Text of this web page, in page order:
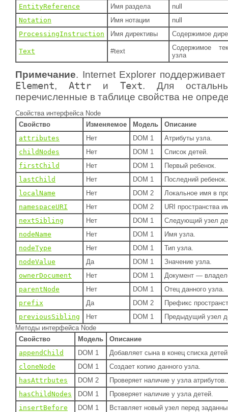
EntityReference
Имя раздела
null
Notation
Имя нотации
null
ProcessingInstruction
Имя директивы Содержимое
Text #text
Содержимое
узла
Примечание. Internet Explorer
Element, Attr и Text. Для
перечисленные в таблице свойства не
Свойства интерфейса Node
Свойство
Изменяемое Модель
Описание
attributes
Нет DOM 1
Атрибуты узла.
childNodes
Нет DOM 1
Список детей.
firstChild
Нет DOM 1
Первый ребенок.
lastChild
Нет DOM 1
Последний ребенок.
localName
Нет DOM 2
Локальное имя в
namespaceURI
Нет DOM 2
URI пространства
nextSibling
Нет DOM 1
Следующий узел
nodeName
Нет DOM 1
Имя узла.
nodeType
Нет DOM 1
Тип узла.
nodeValue
Да DOM 1
Значение узла.
ownerDocument
Нет DOM 1
Документ —
parentNode
Нет DOM 1
Отец данного узла.
prefix
Да DOM 2
Префикс
previousSibling
Нет DOM 1
Предыдущий узел
Методы интерфейса Node
Свойство
Модель
Описание
appendChild
DOM 1
Добавляет сына в конец списка
cloneNode
DOM 1
Создает копию данного узла.
hasAttrbutes
DOM 2
Проверяет наличие у узла атрибутов.
hasChildNodes
DOM 1
Проверяет наличие у узла детей.
insertBefore
DOM 1
Вставляет новый узел перед